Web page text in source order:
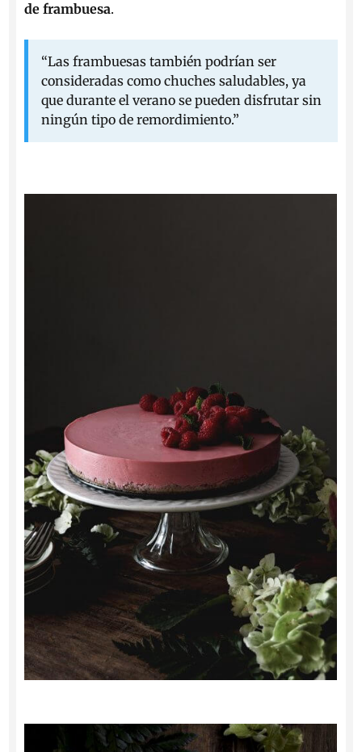
de frambuesa.
“Las frambuesas también podrían ser
consideradas como chuches saludables, ya
que durante el verano se pueden disfrutar sin
ningún tipo de remordimiento.”